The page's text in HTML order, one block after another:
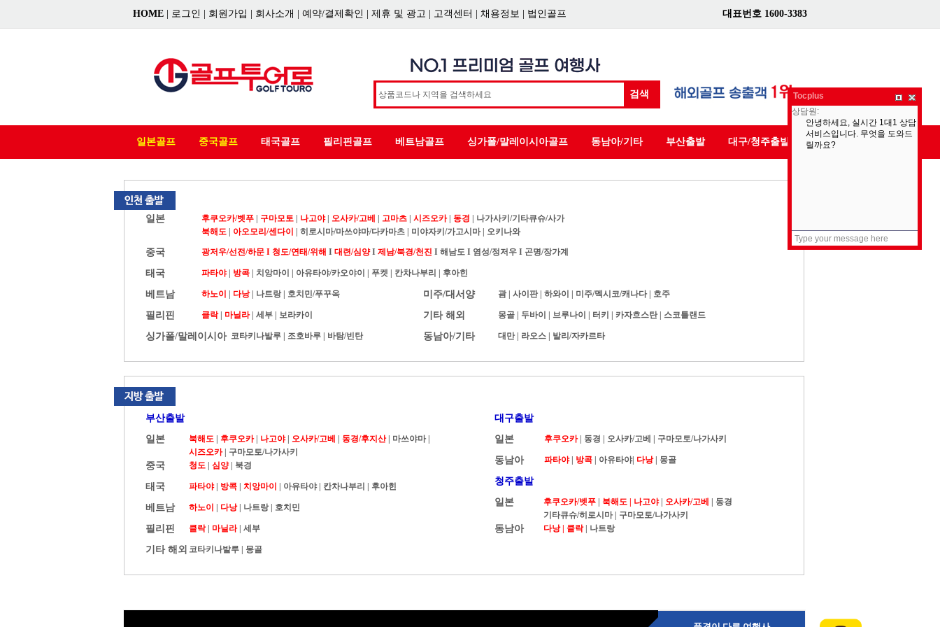
HOME 로그인 회원가입 회사소개 예약/결제확인 제휴 및 광고 고객센터 채용정보 법인골프 대표번호 1600-3383
검색
일본골프 중국골프 태국골프 필리핀골프 베트남골프 싱가폴/말레이시아골프 동남아/기타 부산출발 대구/청주출발
일본 후쿠오카/벳푸 구마모토 나고야| 오사카/고베 고마츠 시즈오카| 동경
나가사키/기타큐슈/사가
북해도
아오모리/센다이 히로시마/마쓰야마/다카마츠 미야자키/가고시마| 오키나와
중국 광저우/선전/하문 I 청도/연태/위해 I 대련/심양I 제남/북경/천진 I 해남도 I 염성/정저우 I 곤명/장가계
태국 파타야| 방콕 치앙마이 아유타야/카오야이 푸켓 칸차나부리 후아힌
베트남 하노이 다낭| 나트랑| 호치민/푸꾸옥
필리핀 클락| 마닐라| 세부 보라카이
싱가폴/말레이시아 코타키나발루 조호바루 바탐/빈탄
미주/대서양 괌| 사이판| 하와이 미주/멕시코/캐나다| 호주
기타 해외 몽골 두바이 브루나이 터키 카자흐스탄| 스코틀랜드
동남아/기타 대만| 라오스 발리/자카르타
부산출발
일본
북해도 후쿠오카| 나고야| 오사카/고베 동경/후지산| 마쓰야마 |
시즈오카| 구마모토/나가사키
중국 청도 심양| 북경
태국 파타야| 방콕 치앙마이 아유타야| 칸차나부리 후아힌
베트남 하노이 다낭| 나트랑| 호치민
필리핀 클락| 마닐라| 세부
기타 해외 코타키나발루 몽골
대구출발
일본
후쿠오카| 동경 오사카/고베 구마모토/나가사키
동남아 파타야| 방콕 아유타야| 다낭| 몽골
청주출발
일본
후쿠오카/벳푸 북해도 | 나고야| 오사카/고베
동경
기타큐슈/히로시마| 구마모토/나가사키
동남아 다낭 | 클락| 나트랑
Tocplus